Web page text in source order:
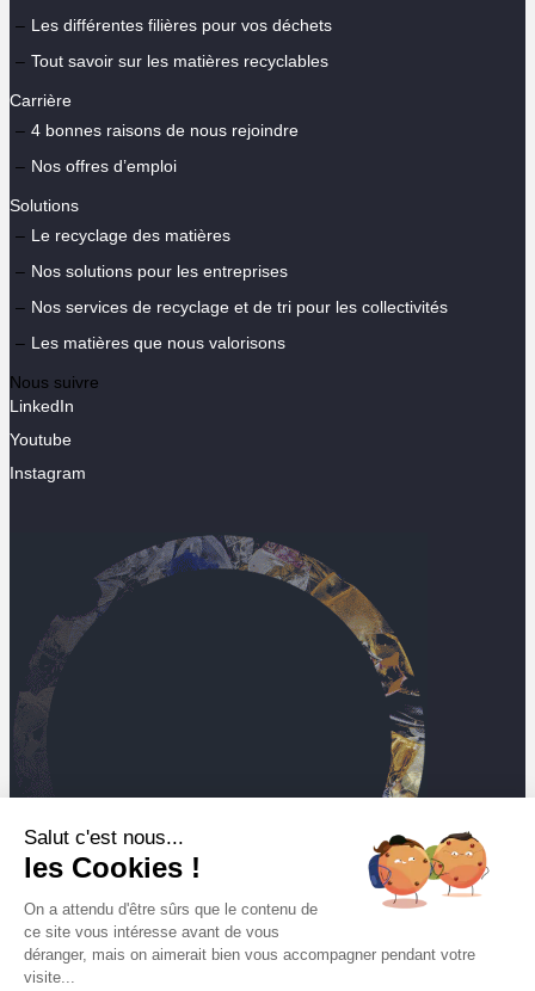
Salut c'est nous...
les Cookies !
On a attendu d'être sûrs que le contenu de
ce site vous intéresse avant de vous
déranger, mais on aimerait bien vous accompagner pendant votre
visite...
Les différentes filières pour vos déchets
Tout savoir sur les matières recyclables
Carrière
4 bonnes raisons de nous rejoindre
Nos offres d’emploi
Solutions
Le recyclage des matières
Nos solutions pour les entreprises
Nos services de recyclage et de tri pour les collectivités
Les matières que nous valorisons
Nous suivre
LinkedIn
Youtube
Instagram